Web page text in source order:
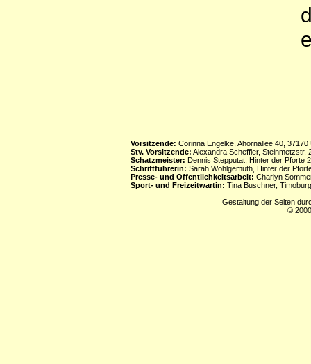
Vorsitzende: Corinna Engelke, Ahornallee 40,
Stv. Vorsitzende: Alexandra Scheffler, Steinmetzstr.
Schatzmeister: Dennis Stepputat, Hinter der Pforte
Schriftführerin: Sarah Wohlgemuth, Hinter der
Presse- und Öffentlichkeitsarbeit: Charlyn
Sport- und Freizeitwartin: Tina Buschner,
Gestaltung der Seiten
©